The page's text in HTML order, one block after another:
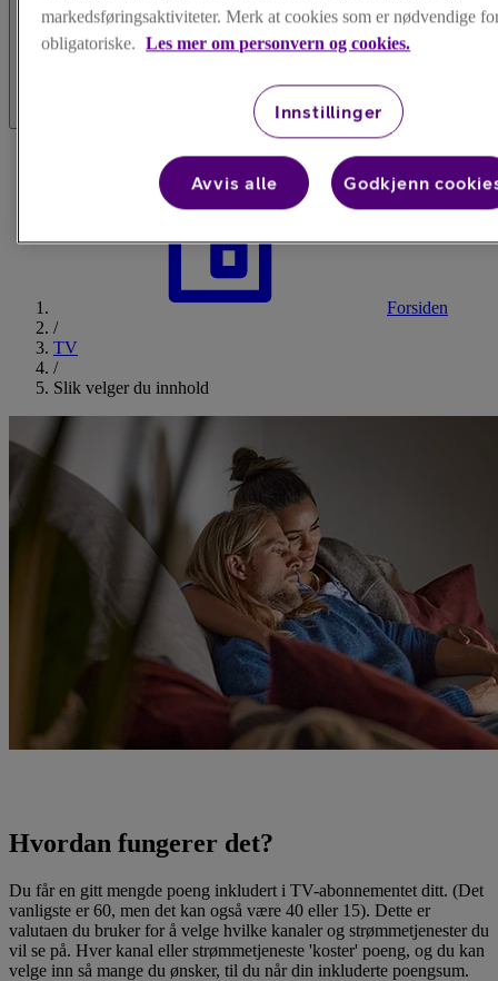
Meny
Forsiden
/
TV
/
Slik velger du innhold
Hvordan fungerer det?
Du får en gitt mengde poeng inkludert i TV-abonnementet ditt. (Det
vanligste er 60, men det kan også være 40 eller 15). Dette er
valutaen du bruker for å velge hvilke kanaler og strømmetjenester du
vil se på. Hver kanal eller strømmetjeneste 'koster' poeng, og du kan
velge inn så mange du ønsker, til du når din inkluderte poengsum.
markedsføringsaktiviteter. Merk at cookies som er nødvendige
obligatoriske. Les mer om personvern og cookies.
Innstillinger
Avvis alle Godkjenn